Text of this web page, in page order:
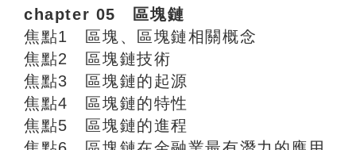
chapter 05 區塊鏈
焦點1 區塊、區塊鏈相關概念
焦點2 區塊鏈技術
焦點3 區塊鏈的起源
焦點4 區塊鏈的特性
焦點5 區塊鏈的進程